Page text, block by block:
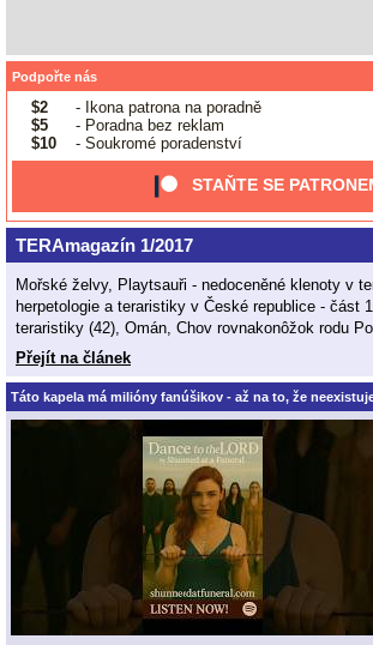
Podpořte nás
$2
- Ikona patrona na poradně
$5
- Poradna bez reklam
$10
- Soukromé poradenství
STAŇTE SE
TERAmagazín 1/2017
Mořské želvy, Playtsauři - nedoceněné klenoty v
herpetologie a teraristiky v České republice - část
teraristiky (42), Omán, Chov rovnakonôžok rodu
Přejít na článek
Táto kapela má milióny fanúšikov - až na to, že